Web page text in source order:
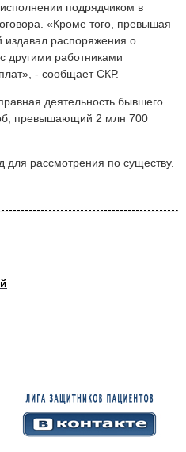
подрядчиком в
«Кроме того, превышая
распоряжения о
другими работниками
- сообщает СКР.
деятельность бывшего
превышающий 2 млн 700
для рассмотрения по существу.